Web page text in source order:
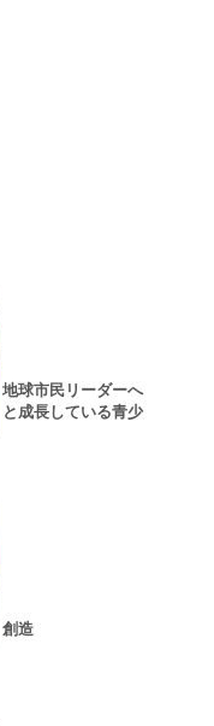
地球市民リーダーへ
と成長している青少
創造